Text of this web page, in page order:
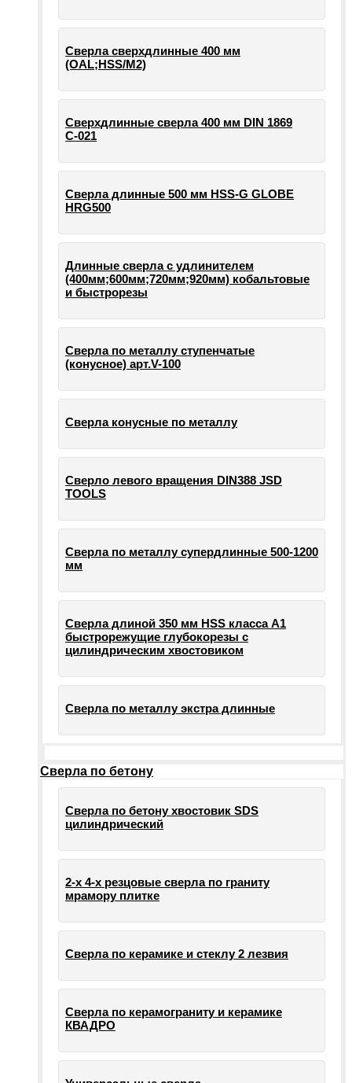
Сверла сверхдлинные 400 мм
(OAL;HSS/M2)
Сверхдлинные сверла 400 мм DIN 1869
С-021
Сверла длинные 500 мм HSS-G GLOBE
HRG500
Длинные сверла с удлинителем
(400мм;600мм;720мм;920мм) кобальтовые
и быстрорезы
Сверла по металлу ступенчатые
(конусное) арт.V-100
Сверла конусные по металлу
Сверло левого вращения DIN388 JSD
TOOLS
Сверла по металлу супердлинные 500-1200
мм
Сверла длиной 350 мм HSS класса А1
быстрорежущие глубокорезы с
цилиндрическим хвостовиком
Сверла по металлу экстра длинные
Сверла по бетону
Сверла по бетону хвостовик SDS
цилиндрический
2-х 4-х резцовые сверла по граниту
мрамору плитке
Сверла по керамике и стеклу 2 лезвия
Сверла по керамограниту и керамике
КВАДРО